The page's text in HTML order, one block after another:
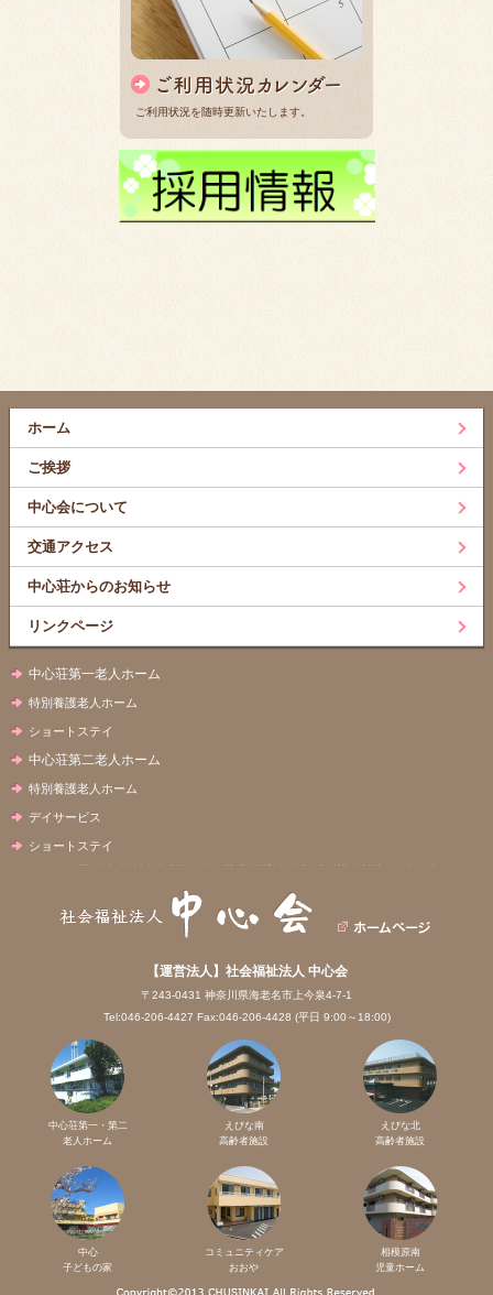
ご利用状況を随時更新いたします。
ホーム
ご挨拶
中心会について
交通アクセス
中心荘からのお知らせ
リンクページ
中心荘第一老人ホーム
特別養護老人ホーム
ショートステイ
中心荘第二老人ホーム
特別養護老人ホーム
デイサービス
ショートステイ
【運営法人】社会福祉法人 中心会
〒243-0431 神奈川県海老名市上今泉4-7-1
Tel:046-206-4427 Fax:046-206-4428 (平日 9:00～18:00)
中心荘第一・第二
老人ホーム
えびな南
高齢者施設
えびな北
高齢者施設
中心
子どもの家
コミュニティケア
おおや
相模原南
児童ホーム